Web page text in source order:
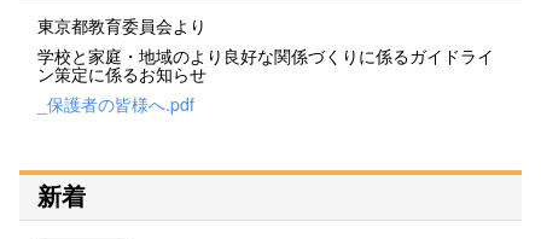
東京都教育委員会より
学校と家庭・地域のより良好な関係づくりに係るガイドライ
ン策定に係るお知らせ
_保護者の皆様へ.pdf
新着